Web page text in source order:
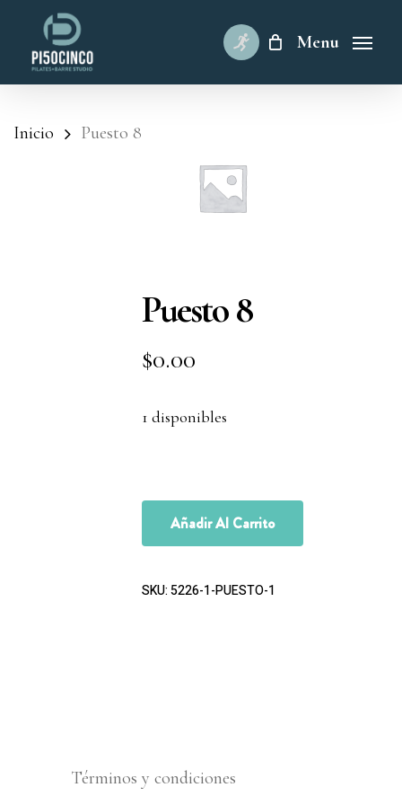
content
Menu
Inicio Puesto 8
Puesto 8
$0.00
1 disponibles
Añadir Al Carrito
SKU:5226-1-PUESTO-1
Términos y condiciones